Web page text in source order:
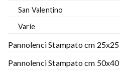
San Valentino
Varie
Pannolenci Stampato cm 25x25
Pannolenci Stampato cm 50x40